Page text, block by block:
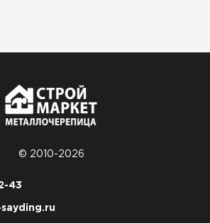
© 2010-2026
43